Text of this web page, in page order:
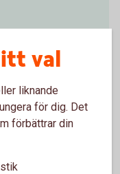
Privat är
är avgiftsfritt.
ut.
val
liknande
för dig. Det
förbättrar din